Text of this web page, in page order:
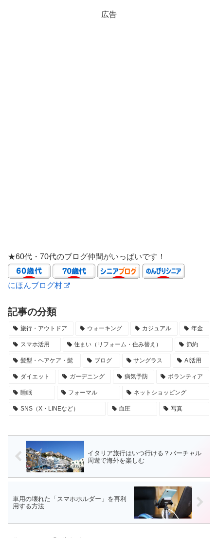
広告
★60代・70代のブログ仲間がいっぱいです！
にほんブログ村
記事の分類
旅行・アウトドア ウォーキング カジュアル 年金
スマホ活用 住まい（リフォーム・住み替え） 節約
髪型・ヘアケア・髭 ブログ サングラス AI活用
ダイエット ガーデニング 病気予防 ボランティア
睡眠 フォーマル ネットショッピング
SNS（X・LINEなど） 血圧 写真
イタリア旅行はいつ行ける？バーチャル
周遊で海外を楽しむ
車用の壊れた「スマホホルダー」を再利
用する方法